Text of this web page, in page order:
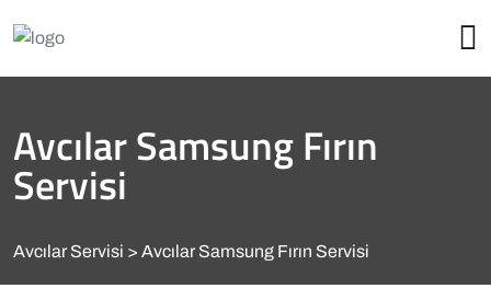
Avcılar Samsung Fırın
Servisi
Avcılar Servisi Avcılar Samsung Fırın Servisi